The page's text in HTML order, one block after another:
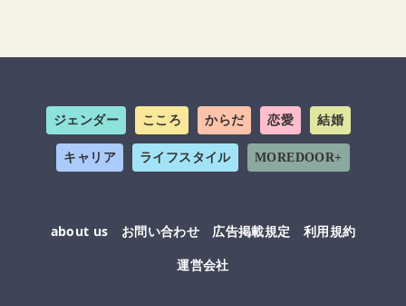
ジェンダー こころ からだ 恋愛 結婚
キャリア ライフスタイル MOREDOOR+
about us お問い合わせ 広告掲載規定
利用規約
運営会社